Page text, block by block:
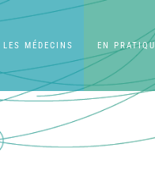
LES MÉDECINS EN